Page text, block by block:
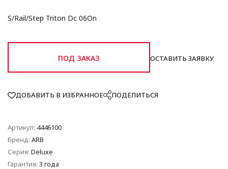
S/Rail/Step Triton Dc 06On
ПОД ЗАКАЗ ОСТАВИТЬ ЗАЯВКУ
ДОБАВИТЬ В ИЗБРАННОЕ ПОДЕЛИТЬСЯ
Артикул: 4446100
Бренд: ARB
Серия: Deluxe
Гарантия: 3 года